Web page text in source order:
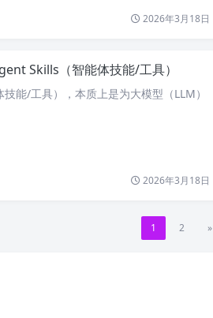
2026年3月18日
Skills（智能体技能/工具）
能/工具），本质上是为大模型（LLM）
2026年3月18日
1 2 »